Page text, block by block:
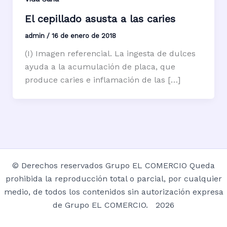
El cepillado asusta a las caries
admin / 16 de enero de 2018
(I) Imagen referencial. La ingesta de dulces
ayuda a la acumulación de placa, que
produce caries e inflamación de las […]
© Derechos reservados Grupo EL COMERCIO Queda
prohibida la reproducción total o parcial, por cualquier
medio, de todos los contenidos sin autorización expresa
de Grupo EL COMERCIO. 2026